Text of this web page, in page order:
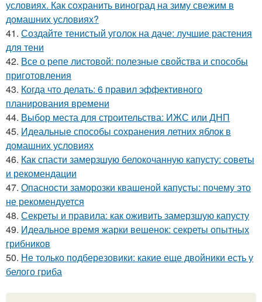
условиях. Как сохранить виноград на зиму свежим в
домашних условиях?
41. Создайте тенистый уголок на даче: лучшие растения
для тени
42. Все о репе листовой: полезные свойства и способы
приготовления
43. Когда что делать: 6 правил эффективного
планирования времени
44. Выбор места для строительства: ИЖС или ДНП
45. Идеальные способы сохранения летних яблок в
домашних условиях
46. Как спасти замерзшую белокочанную капусту: советы
и рекомендации
47. Опасности заморозки квашеной капусты: почему это
не рекомендуется
48. Секреты и правила: как оживить замерзшую капусту
49. Идеальное время жарки вешенок: секреты опытных
грибников
50. Не только подберезовики: какие еще двойники есть у
белого гриба